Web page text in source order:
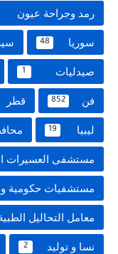
رمد وجراحة عيون
سوريا 48
صيدليات 1
فن 852 قطر
ليبيا 19
مستشفى العسيرات
مستشفيات حكومية
معامل التحاليل
نسا و توليد 2